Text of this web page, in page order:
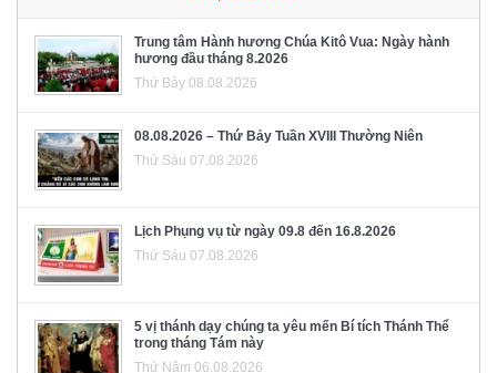
Trung tâm Hành hương Chúa Kitô Vua: Ngày hành
hương đầu tháng 8.2026
Thứ Bảy 08.08.2026
08.08.2026 – Thứ Bảy Tuần XVIII Thường Niên
Thứ Sáu 07.08.2026
Lịch Phụng vụ từ ngày 09.8 đến 16.8.2026
Thứ Sáu 07.08.2026
5 vị thánh dạy chúng ta yêu mến Bí tích Thánh Thể
trong tháng Tám này
Thứ Năm 06.08.2026